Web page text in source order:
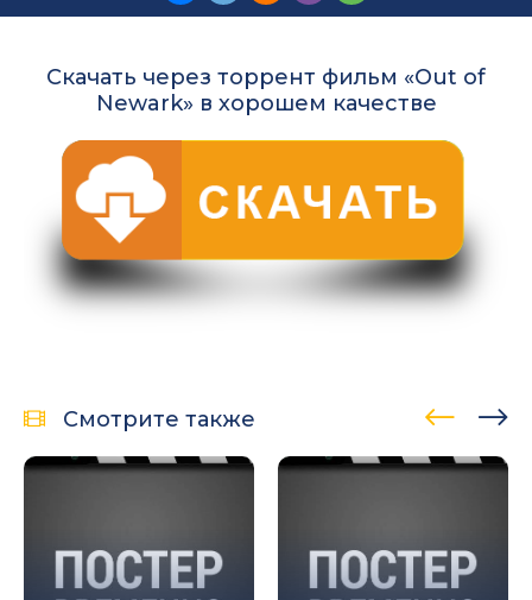
Скачать через торрент фильм «Out of
Newark» в хорошем качестве
Смотрите также